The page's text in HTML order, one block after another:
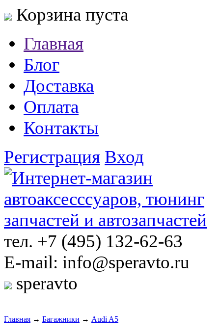
Корзина пуста
Главная
Блог
Доставка
Оплата
Контакты
Регистрация Вход
тел. +7 (495) 132-62-63
E-mail: info@speravto.ru
speravto
Главная → Багажники → Audi A5